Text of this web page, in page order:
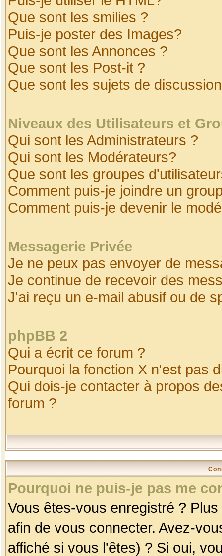
Que sont les smilies ?
Puis-je poster des Images?
Que sont les Annonces ?
Que sont les Post-it ?
Que sont les sujets de
Niveaux des Utilisateurs et
Qui sont les Administrateurs ?
Qui sont les Modérateurs?
Que sont les groupes
Comment puis-je joindre un
Comment puis-je devenir le
Messagerie Privée
Je ne peux pas envoyer de
Je continue de recevoir des
J'ai reçu un e-mail abusif ou de
phpBB 2
Qui a écrit ce forum ?
Pourquoi la fonction X n'est pas
Qui dois-je contacter à propos
forum ?
Pourquoi ne puis-je pas me
Vous êtes-vous enregistré ?
afin de vous connecter. Avez-
affiché si vous l'êtes) ? Si oui,